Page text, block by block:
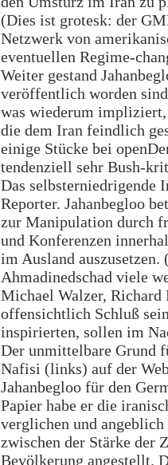
(Dies ist grotesk: der
Netzwerk von
eventuellen Regime-
Weiter gestand
veröffentlich worden
was wiederum impliziert,
die dem Iran feindlich
einige Stücke bei
tendenziell sehr Bush-
Das selbsterniedrigende
Reporter. Jahanbegloo
zur Manipulation durch
und Konferenzen
im Ausland auszusetzen.
Ahmadinedschad viele
Michael Walzer, Richard
offensichtlich Schluß
inspirierten, sollen im
Der unmittelbare Grund
Nafisi (links) auf der
Jahanbegloo für den
Papier habe er die
verglichen und angeblich
zwischen der Stärke der
Bevölkerung angestellt.